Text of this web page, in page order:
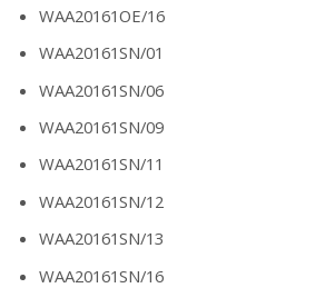
WAA20161OE/16
WAA20161SN/01
WAA20161SN/06
WAA20161SN/09
WAA20161SN/11
WAA20161SN/12
WAA20161SN/13
WAA20161SN/16